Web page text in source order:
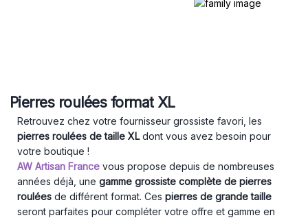
Pierres roulées format XL
Retrouvez chez votre fournisseur grossiste favori, les
pierres roulées de taille XLdont vous avez besoin pour
votre boutique !
AW Artisan Francevous propose depuis de nombreuses
années déjà, une gamme grossiste complète de pierres
rouléesde différent format. Ces pierres de grande taille
seront parfaites pour compléter votre offre et gamme en